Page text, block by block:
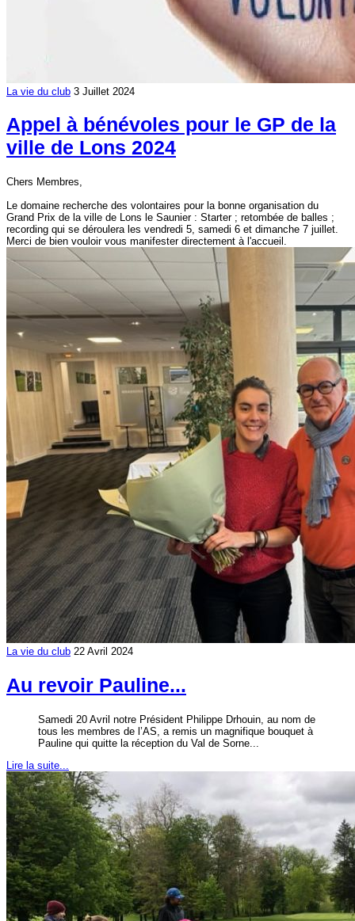
La vie du club 3 Juillet 2024
Appel à bénévoles pour le GP de la
ville de Lons 2024
Chers Membres,
Le domaine recherche des volontaires pour la bonne organisation du
Grand Prix de la ville de Lons le Saunier : Starter ; retombée de balles ;
recording qui se déroulera les vendredi 5, samedi 6 et dimanche 7 juillet.
Merci de bien vouloir vous manifester directement à l'accueil.
La vie du club 22 Avril 2024
Au revoir Pauline...
Samedi 20 Avril notre Président Philippe Drhouin, au nom de
tous les membres de l’AS, a remis un magnifique bouquet à
Pauline qui quitte la réception du Val de Sorne...
Lire la suite...